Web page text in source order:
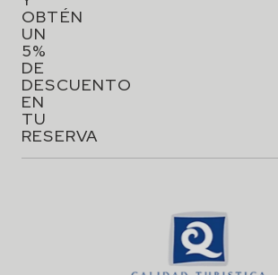
OBTÉN
UN
5%
DE
DESCUENTO
EN
TU
RESERVA